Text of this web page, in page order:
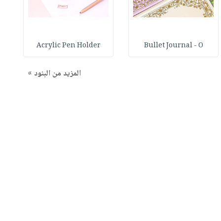
Bullet Journal - O
Acrylic Pen Holder
المزيد من البنود »